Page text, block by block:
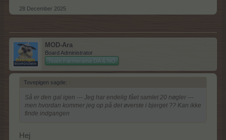
28 December 2025
MOD-Ara
Board Administrator
Team Farmerama DA & NO
Tovepigen sagde: ↑
Så er den gal igen --- Jeg har endelig fået samlet 20 nøgler ---
men hvordan kommer jeg op på det øverste i bjerget ?? Kan ikke
finde indgangen
Hej